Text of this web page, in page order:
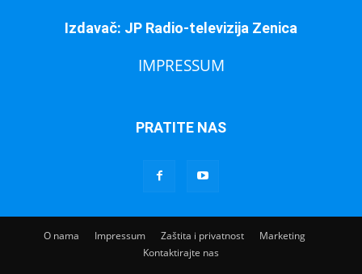
Izdavač: JP Radio-televizija Zenica
IMPRESSUM
PRATITE NAS
O nama Impressum Zaštita i privatnost
Marketing
Kontaktirajte nas